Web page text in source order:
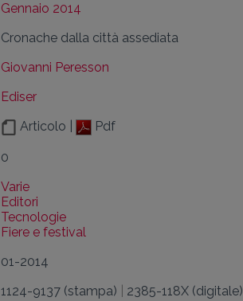
Gennaio 2014
Cronache dalla città assediata
Giovanni Peresson
Ediser
Articolo | Pdf
0
Varie
Editori
Tecnologie
Fiere e festival
01-2014
1124-9137 (stampa) 2385-118X (digitale)